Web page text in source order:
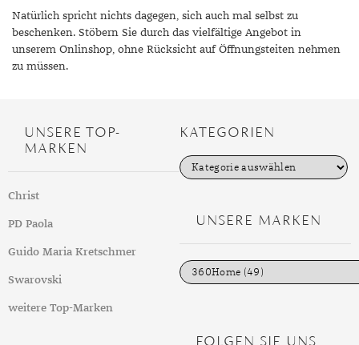
Natürlich spricht nichts dagegen, sich auch mal selbst zu
beschenken. Stöbern Sie durch das vielfältige Angebot in
unserem Onlinshop, ohne Rücksicht auf Öffnungsteiten nehmen
zu müssen.
UNSERE TOP-
MARKEN
Christ
PD Paola
Guido Maria Kretschmer
Swarovski
weitere Top-Marken
KATEGORIEN
K
a
e
n
UNSERE MARKEN
FOLGEN SIE UNS